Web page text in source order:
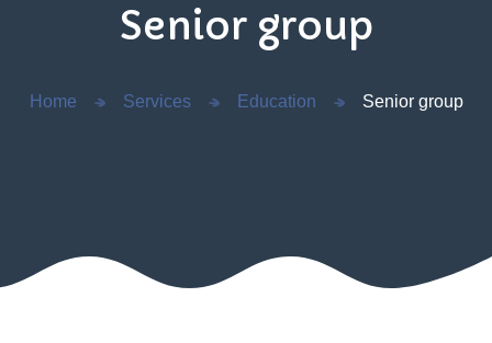
Senior group
Home Services Education Senior group